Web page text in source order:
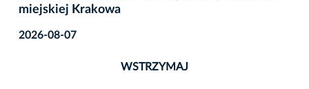
miejskiej Krakowa
2026-08-07
WSTRZYMAJ